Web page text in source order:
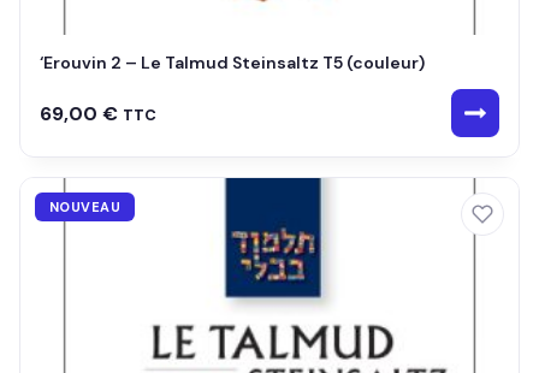
‘Erouvin 2 – Le Talmud Steinsaltz T5 (couleur)
69,00 € TTC
NOUVEAU